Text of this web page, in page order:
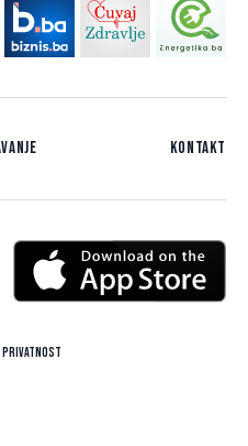
Kontakt
Privatnost